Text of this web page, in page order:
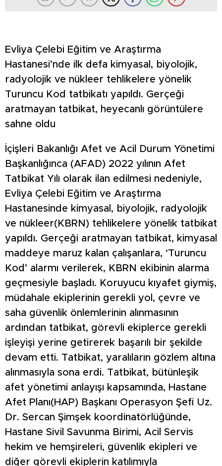
Evliya Çelebi Eğitim ve Araştırma
Hastanesi’nde ilk defa kimyasal, biyolojik,
radyolojik ve nükleer tehlikelere yönelik
Turuncu Kod tatbikatı yapıldı. Gerçeği
aratmayan tatbikat, heyecanlı görüntülere
sahne oldu
İçişleri Bakanlığı Afet ve Acil Durum Yönetimi
Başkanlığınca (AFAD) 2022 yılının Afet
Tatbikat Yılı olarak ilan edilmesi nedeniyle,
Evliya Çelebi Eğitim ve Araştırma
Hastanesinde kimyasal, biyolojik, radyolojik
ve nükleer(KBRN) tehlikelere yönelik tatbikat
yapıldı. Gerçeği aratmayan tatbikat, kimyasal
maddeye maruz kalan çalışanlara, ‘Turuncu
Kod’ alarmı verilerek, KBRN ekibinin alarma
geçmesiyle başladı. Koruyucu kıyafet giymiş,
müdahale ekiplerinin gerekli yol, çevre ve
saha güvenlik önlemlerinin alınmasının
ardından tatbikat, görevli ekiplerce gerekli
işleyişi yerine getirerek başarılı bir şekilde
devam etti. Tatbikat, yaralıların gözlem altına
alınmasıyla sona erdi. Tatbikat, bütünleşik
afet yönetimi anlayışı kapsamında, Hastane
Afet Planı(HAP) Başkanı Operasyon Şefi Uz.
Dr. Sercan Şimşek koordinatörlüğünde,
Hastane Sivil Savunma Birimi, Acil Servis
hekim ve hemşireleri, güvenlik ekipleri ve
diğer görevli ekiplerin katılımıyla